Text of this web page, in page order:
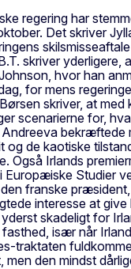
regering har
Det skriver
skriver yderligere,
hvor han
for mens
skriver, at
scenarierne for,
bekræftede
de kaotiske
Irlands
Studier
franske præsident,
interesse at
skadeligt for
især når
traktaten
den mindst